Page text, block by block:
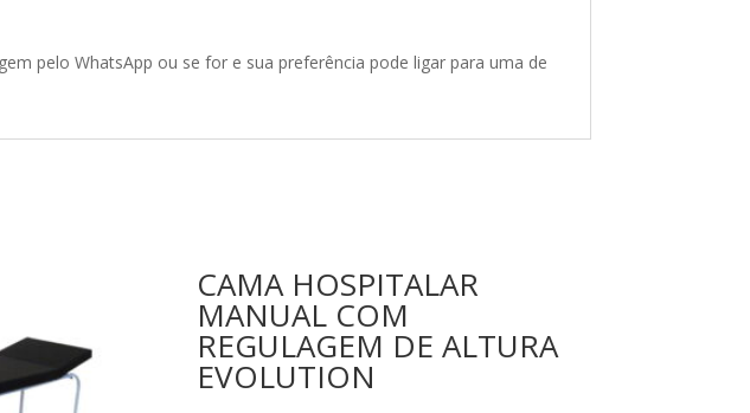
pelo WhatsApp ou se for e sua preferência pode ligar para uma de
CAMA HOSPITALAR
MANUAL COM
REGULAGEM DE ALTURA
EVOLUTION